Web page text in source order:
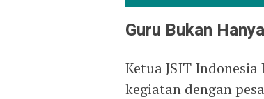
Guru Bukan
Ketua JSIT
kegiatan dengan